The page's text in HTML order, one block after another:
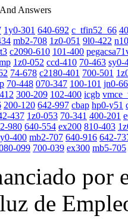
Answers
1y0-301 640-692 c_tfin52_66
mb2-708 1z0-051 9l0-422
c2090-610 101-400
1z0-052 ccd-410 70-463 sy0-
74-678 c2180-401 700-501
70-448 070-347 100-101 jn0-
300-209 102-400 icgb
200-120 642-997 cbap hp0-y51
437 1z0-053 70-341 400-201
980 640-554 ex200 810-403
400 mb2-707 640-916 642-
099 700-039 ex300 mb5-705
por
de